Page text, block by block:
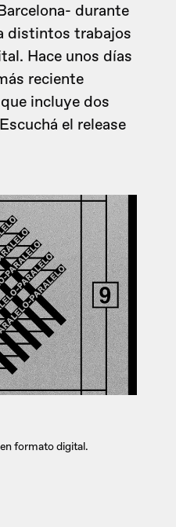
durante
distintos trabajos
Hace unos días
reciente
incluye dos
el release
formato digital.